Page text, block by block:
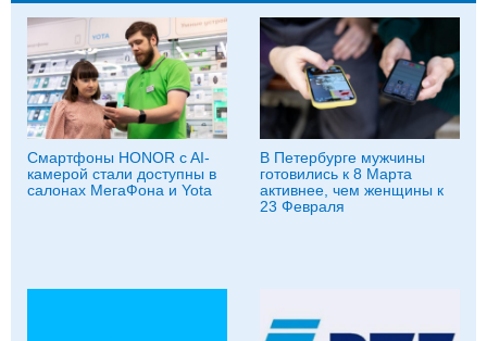
Смартфоны HONOR c AI-
камерой стали доступны в
салонах МегаФона и Yota
В Петербурге мужчины
готовились к 8 Марта
активнее, чем женщины к
23 Февраля